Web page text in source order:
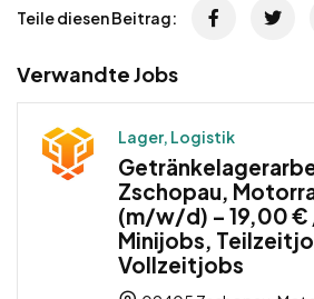
Teile diesen Beitrag:
Verwandte Jobs
Lager, Logistik
Zschopau,
(m/w/d) – 19,00 €
Minijobs,
Vollzeitjobs